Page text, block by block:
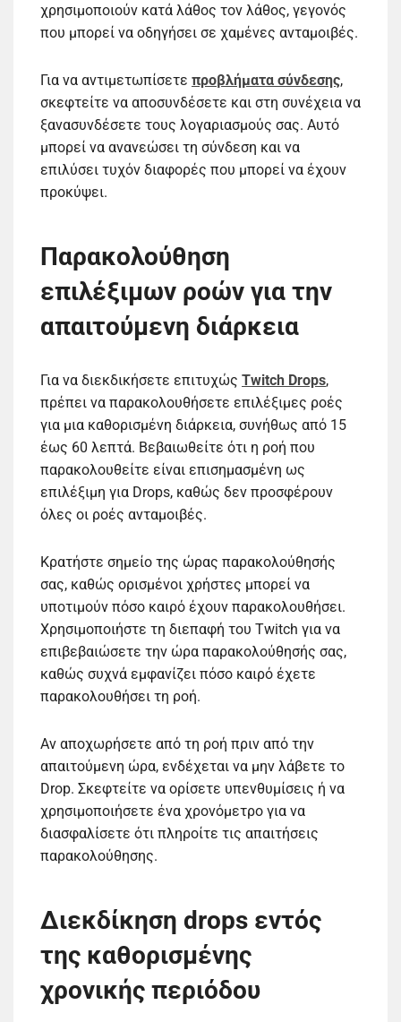
χρησιμοποιούν κατά λάθος τον λάθος, γεγονός
που μπορεί να οδηγήσει σε χαμένες ανταμοιβές.
Για να αντιμετωπίσετε προβλήματα σύνδεσης,
σκεφτείτε να αποσυνδέσετε και στη συνέχεια να
ξανασυνδέσετε τους λογαριασμούς σας. Αυτό
μπορεί να ανανεώσει τη σύνδεση και να
επιλύσει τυχόν διαφορές που μπορεί να έχουν
προκύψει.
Παρακολούθηση
επιλέξιμων ροών για την
απαιτούμενη διάρκεια
Για να διεκδικήσετε επιτυχώς Twitch Drops,
πρέπει να παρακολουθήσετε επιλέξιμες ροές
για μια καθορισμένη διάρκεια, συνήθως από 15
έως 60 λεπτά. Βεβαιωθείτε ότι η ροή που
παρακολουθείτε είναι επισημασμένη ως
επιλέξιμη για Drops, καθώς δεν προσφέρουν
όλες οι ροές ανταμοιβές.
Κρατήστε σημείο της ώρας παρακολούθησής
σας, καθώς ορισμένοι χρήστες μπορεί να
υποτιμούν πόσο καιρό έχουν παρακολουθήσει.
Χρησιμοποιήστε τη διεπαφή του Twitch για να
επιβεβαιώσετε την ώρα παρακολούθησής σας,
καθώς συχνά εμφανίζει πόσο καιρό έχετε
παρακολουθήσει τη ροή.
Αν αποχωρήσετε από τη ροή πριν από την
απαιτούμενη ώρα, ενδέχεται να μην λάβετε το
Drop. Σκεφτείτε να ορίσετε υπενθυμίσεις ή να
χρησιμοποιήσετε ένα χρονόμετρο για να
διασφαλίσετε ότι πληροίτε τις απαιτήσεις
παρακολούθησης.
Διεκδίκηση drops εντός
της καθορισμένης
χρονικής περιόδου